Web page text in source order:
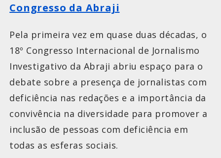
Congresso da Abraji
Pela primeira vez em quase duas décadas, o
18º Congresso Internacional de Jornalismo
Investigativo da Abraji abriu espaço para o
debate sobre a presença de jornalistas com
deficiência nas redações e a importância da
convivência na diversidade para promover a
inclusão de pessoas com deficiência em
todas as esferas sociais.